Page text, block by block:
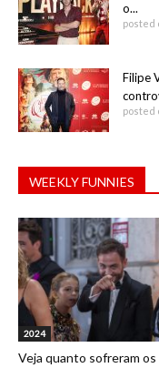
o...
posted
Filipe
posted
WEEKLY FUNNIES
2024
Veja quanto sofreram os